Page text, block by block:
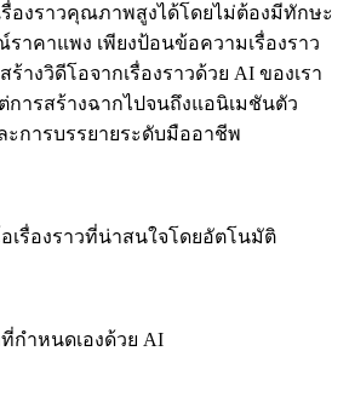
องราวคุณภาพสูงได้โดยไม่ต้องมีทักษะ
าคาแพง เพียงป้อนข้อความเรื่องราว
างวิดีโอจากเรื่องราวด้วย AI ของเรา
การสร้างฉากไปจนถึงแอนิเมชันตัว
ะการบรรยายระดับมืออาชีพ
เรื่องราวที่น่าสนใจโดยอัตโนมัติ
กำหนดเองด้วย AI